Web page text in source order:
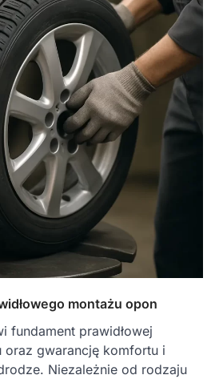
montażu opon
fundament prawidłowej
oraz gwarancję komfortu i
Niezależnie od rodzaju